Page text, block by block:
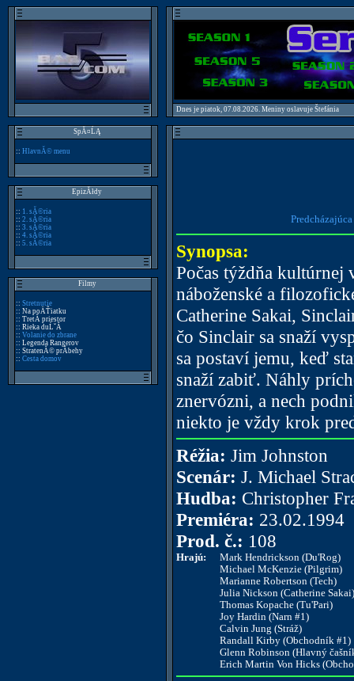
Dnes je piatok, 07.08.2026. Meniny oslavuje Štefánia
SpĂ¤ĹĄ
:: HlavnĂ© menu
EpizĂłdy
:: 1. sĂ©ria
:: 2. sĂ©ria
:: 3. sĂ©ria
:: 4. sĂ©ria
:: 5. sĂ©ria
Filmy
:: Stretnutie
:: Na poÄŤiatku
:: TretĂ­ priestor
:: Rieka duĹˇĂ­
:: Volanie do zbrane
:: Legenda Rangerov
:: StratenĂ© prĂ­behy
:: Cesta domov
Predcházajúca
Synopsa:
Počas týždňa kultúrnej
náboženské a
Catherine Sakai,
čo Sinclair sa snaží
sa postaví jemu, keď
snaží zabiť. Náhly
znervózni, a nech
niekto je vždy krok
Réžia: Jim Johnston
Scenár: J. Michael
Hudba: Christopher
Premiéra: 23.02.1994
Prod. č.: 108
Hrajú:
Mark Hendrickson (Du'Rog)
Michael McKenzie (Pilgrim)
Marianne Robertson (Tech)
Julia Nickson (Catherine Sakai)
Thomas Kopache (Tu'Pari)
Joy Hardin (Narn #1)
Calvin Jung (Stráž)
Randall Kirby (Obchodník #1)
Glenn Robinson (Hlavný
Erich Martin Von Hicks